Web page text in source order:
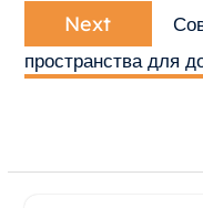
Next
Next
пространства для